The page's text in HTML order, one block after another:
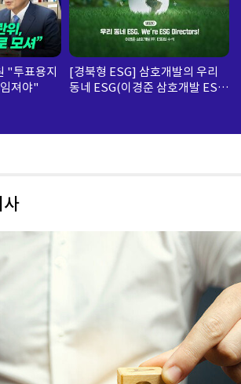
"투표용지
져야"
[경북형 ESG] 삼호개발의 우리
동네 ESG(이경준 삼호개발 ESG
사